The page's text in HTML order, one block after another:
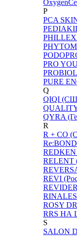
P
PCA
PRO
PURE
Q
QIQI
QYRA
R
R + CO
RELENT
REVI
ROSY
RRS НА
S
SALON